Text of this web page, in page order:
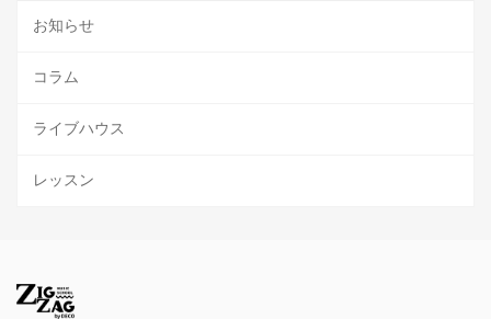
お知らせ
コラム
ライブハウス
レッスン